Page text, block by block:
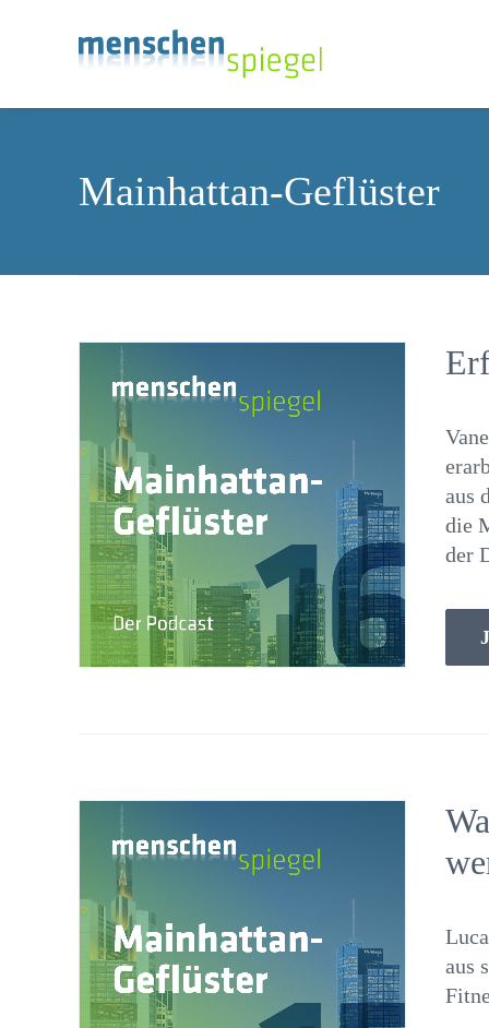
Mainhattan-Geflüster
aus
die
der
aus